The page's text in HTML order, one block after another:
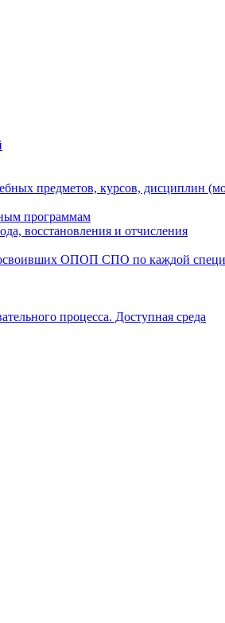
предметов, курсов, дисциплин
программам
восстановления и отчисления
освоивших ОПОП СПО по каждой
процесса. Доступная среда